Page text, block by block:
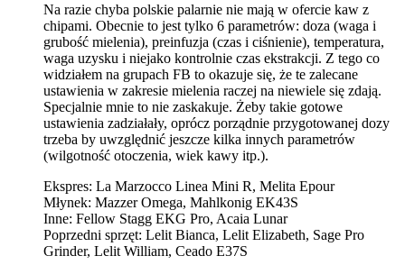
Na razie chyba polskie palarnie nie mają w ofercie kaw z
chipami. Obecnie to jest tylko 6 parametrów: doza (waga i
grubość mielenia), preinfuzja (czas i ciśnienie), temperatura,
waga uzysku i niejako kontrolnie czas ekstrakcji. Z tego co
widziałem na grupach FB to okazuje się, że te zalecane
ustawienia w zakresie mielenia raczej na niewiele się zdają.
Specjalnie mnie to nie zaskakuje. Żeby takie gotowe
ustawienia zadziałały, oprócz porządnie przygotowanej dozy
trzeba by uwzględnić jeszcze kilka innych parametrów
(wilgotność otoczenia, wiek kawy itp.).
Ekspres: La Marzocco Linea Mini R, Melita Epour
Młynek: Mazzer Omega, Mahlkonig EK43S
Inne: Fellow Stagg EKG Pro, Acaia Lunar
Poprzedni sprzęt: Lelit Bianca, Lelit Elizabeth, Sage Pro
Grinder, Lelit William, Ceado E37S